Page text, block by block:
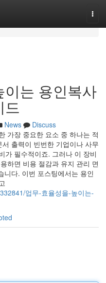
는 용인복사
드
News
Discuss
가장 중요한 요소 중 하나는 적
출력이 빈번한 기업이나 사무
가 필수적이죠. 그러나 이 장비
하면 비용 절감과 유지 관리 면
니다. 이번 포스팅에서는 용인
업무-효율성을-높이는-